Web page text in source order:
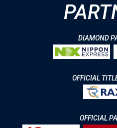
DIAMOND
OFFICIAL
OFFICIAL